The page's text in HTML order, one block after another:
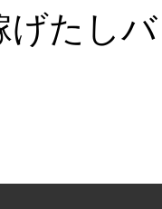
げたし